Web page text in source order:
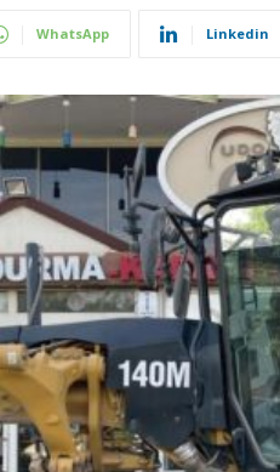
WhatsApp Linkedin